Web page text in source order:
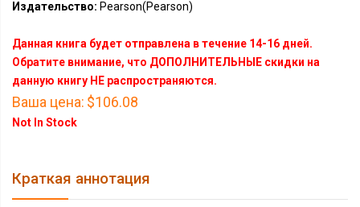
Издательство: Pearson(Pearson)
Данная книга будет отправлена в течение 14-16 дней.
Обратите внимание, что ДОПОЛНИТЕЛЬНЫЕ скидки на
данную книгу НЕ распространяются.
Ваша цена: $106.08
Not In Stock
Краткая аннотация